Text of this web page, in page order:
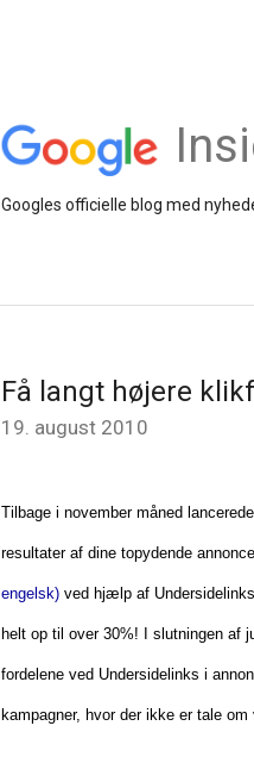
Googles officielle blog med
Få langt højere
19. august 2010
Tilbage i november måned
resultater af dine topydende
engelsk) ved hjælp af
helt op til over 30%! I slutningen af
fordelene ved Undersidelinks i
kampagner, hvor der ikke er tale